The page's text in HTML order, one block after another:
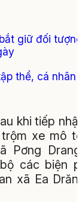
giữ đối tượng
thể, cá nhân
khi tiếp
xe mô
Pơng
các biện
xã Ea